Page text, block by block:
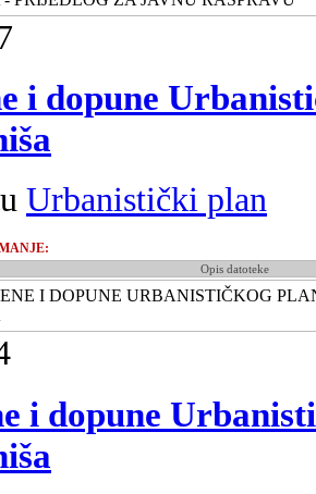
i dopune
Urbanistički plan
Opis datoteke
I DOPUNE URBANISTIČKOG
i dopune